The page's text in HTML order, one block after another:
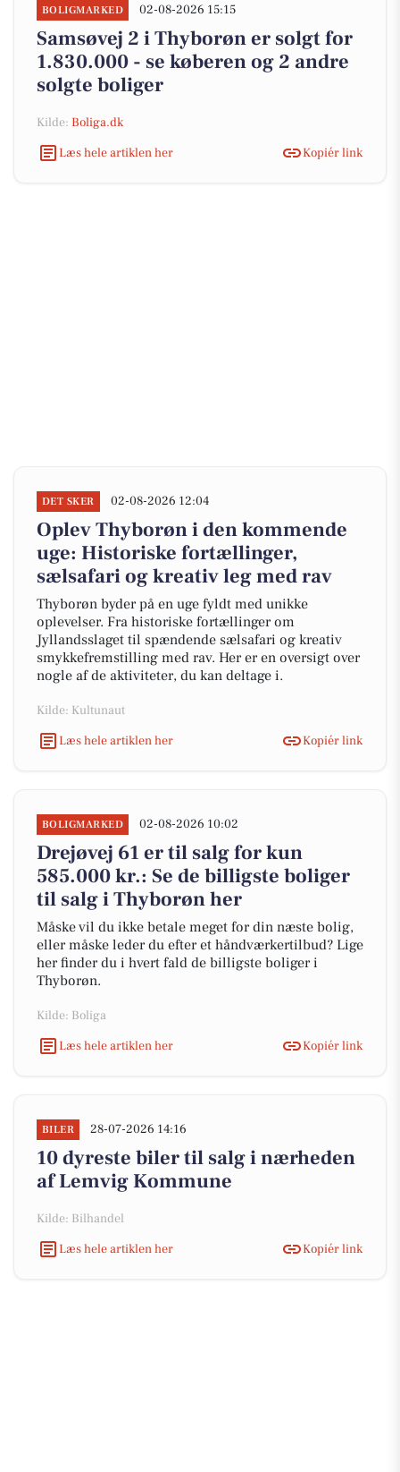
BOLIGMARKED 02-08-2026 15:15
Samsøvej 2 i Thyborøn er solgt for
1.830.000 - se køberen og 2 andre
solgte boliger
Kilde: Boliga.dk
Læs hele artiklen her
Kopiér link
DET SKER 02-08-2026 12:04
Oplev Thyborøn i den kommende
uge: Historiske fortællinger,
sælsafari og kreativ leg med rav
Thyborøn byder på en uge fyldt med unikke
oplevelser. Fra historiske fortællinger om
Jyllandsslaget til spændende sælsafari og kreativ
smykkefremstilling med rav. Her er en oversigt over
nogle af de aktiviteter, du kan deltage i.
Kilde: Kultunaut
Læs hele artiklen her
Kopiér link
BOLIGMARKED 02-08-2026 10:02
Drejøvej 61 er til salg for kun
585.000 kr.: Se de billigste boliger
til salg i Thyborøn her
Måske vil du ikke betale meget for din næste bolig,
eller måske leder du efter et håndværkertilbud? Lige
her finder du i hvert fald de billigste boliger i
Thyborøn.
Kilde: Boliga
Læs hele artiklen her
Kopiér link
BILER 28-07-2026 14:16
10 dyreste biler til salg i nærheden
af Lemvig Kommune
Kilde: Bilhandel
Læs hele artiklen her
Kopiér link